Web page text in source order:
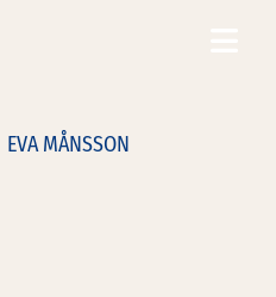
EVA MÅNSSON